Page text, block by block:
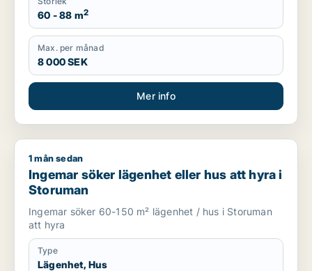
60 - 88 m2
Max. per månad
8 000 SEK
Mer info
Ingemar söker lägenhet eller hus att hyra i Storuman
1 mån sedan
Ingemar söker lägenhet eller hus att hyra i
Storuman
Ingemar söker 60-150 m² lägenhet / hus i Storuman
att hyra
Type
Lägenhet, Hus